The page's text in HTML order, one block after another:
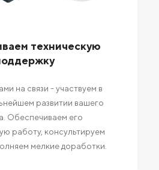
техническую
на связи - участвуем в
развитии вашего
Обеспечиваем его
работу, консультируем
мелкие доработки.